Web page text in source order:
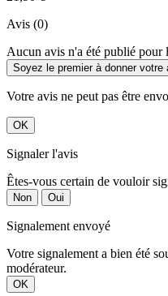
Avis (0)
Aucun avis n'a été publié pour
Soyez le premier à donner votre
Votre avis ne peut pas être
OK
Signaler l'avis
Êtes-vous certain de vouloir
Non Oui
Signalement envoyé
Votre signalement a bien été
modérateur.
OK